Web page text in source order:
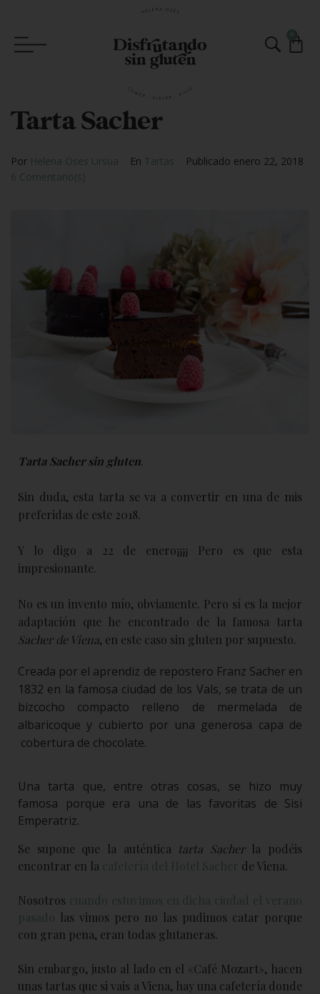
Tarta Sacher
Por Helena Oses Ursua En Tartas Publicado enero 22, 2018
6 Comentario(s)
Tarta Sacher sin gluten.
Sin duda, esta tarta se va a convertir en una de mis
preferidas de este 2018.
Y lo digo a 22 de enero¡¡¡¡ Pero es que esta
impresionante.
No es un invento mío, obviamente. Pero sí es la mejor
adaptación que he encontrado de la famosa tarta
Sacher de Viena, en este caso sin gluten por supuesto.
Creada por el aprendiz de repostero Franz Sacher en
1832 en la famosa ciudad de los Vals, se trata de un
bizcocho compacto relleno de mermelada de
albaricoque y cubierto por una generosa capa de
cobertura de chocolate.
Una tarta que, entre otras cosas, se hizo muy
famosa porque era una de las favoritas de Sisi
Emperatriz.
Se supone que la auténtica tarta Sacher la podéis
encontrar en la cafetería del Hotel Sacher de Viena.
Nosotros cuando estuvimos en dicha ciudad el verano
pasado las vimos pero no las pudimos catar porque
con gran pena, eran todas glutaneras.
Sin embargo, justo al lado en el «Café Mozart», hacen
unas tartas que si vais a Viena, hay una cafetería donde